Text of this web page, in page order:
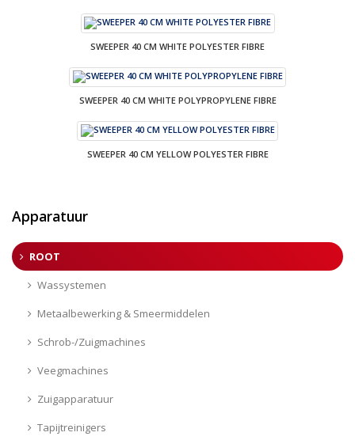
SWEEPER 40 CM WHITE POLYESTER FIBRE
SWEEPER 40 CM WHITE POLYPROPYLENE FIBRE
SWEEPER 40 CM YELLOW POLYESTER FIBRE
Apparatuur
ROOT
Wassystemen
Metaalbewerking & Smeermiddelen
Schrob-/Zuigmachines
Veegmachines
Zuigapparatuur
Tapijtreinigers